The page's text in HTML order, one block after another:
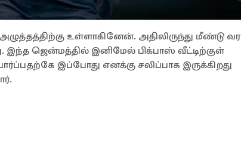
உள்ளாகினேன். அதிலிருந்து மீண்டு வர
ஜென்மத்தில் இனிமேல் பிக்பாஸ் வீட்டிற்குள்
இப்போது எனக்கு சலிப்பாக இருக்கிறது